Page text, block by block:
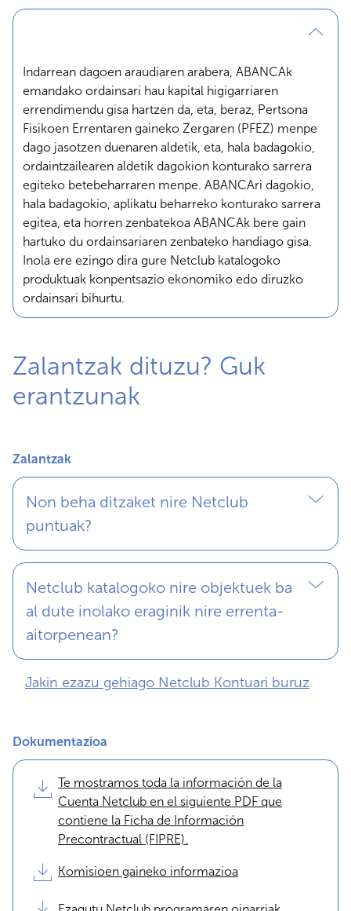
Indarrean dagoen araudiaren arabera, ABANCAk
emandako ordainsari hau kapital higigarriaren
errendimendu gisa hartzen da, eta, beraz, Pertsona
Fisikoen Errentaren gaineko Zergaren (PFEZ) menpe
dago jasotzen duenaren aldetik, eta, hala badagokio,
ordaintzailearen aldetik dagokion konturako sarrera
egiteko betebeharraren menpe. ABANCAri dagokio,
hala badagokio, aplikatu beharreko konturako sarrera
egitea, eta horren zenbatekoa ABANCAk bere gain
hartuko du ordainsariaren zenbateko handiago gisa.
Inola ere ezingo dira gure Netclub katalogoko
produktuak konpentsazio ekonomiko edo diruzko
ordainsari bihurtu.
Zalantzak dituzu? Guk
erantzunak
Zalantzak
Non beha ditzaket nire Netclub
puntuak?
Netclub katalogoko nire objektuek ba
al dute inolako eraginik nire errenta-
aitorpenean?
Jakin ezazu gehiago Netclub Kontuari buruz
Dokumentazioa
Te mostramos toda la información de la
Cuenta Netclub en el siguiente PDF que
contiene la Ficha de Información
Precontractual (FIPRE).
Komisioen gaineko informazioa